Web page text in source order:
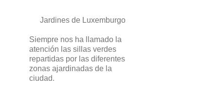
Jardines de Luxemburgo
Siempre nos ha llamado la
atención las sillas verdes
repartidas por las diferentes
zonas ajardinadas de la
ciudad.